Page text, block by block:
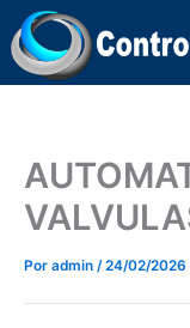
al
contenido
Por admin /24/02/2026